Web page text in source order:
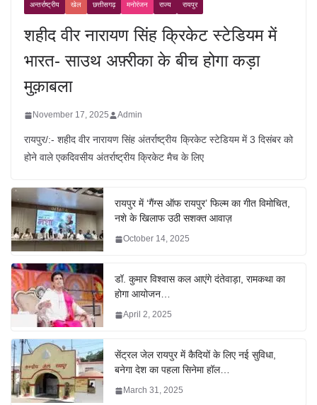
अन्तर्राष्ट्रीय खेल छत्तीसगढ़ मनोरंजन राज्य रायपुर
शहीद वीर नारायण सिंह क्रिकेट स्टेडियम में
भारत- साउथ अफ़्रीका के बीच होगा कड़ा
मुक़ाबला
November 17, 2025 Admin
रायपुर/:- शहीद वीर नारायण सिंह अंतर्राष्ट्रीय क्रिकेट स्टेडियम में 3 दिसंबर को
होने वाले एकदिवसीय अंतर्राष्ट्रीय क्रिकेट मैच के लिए
रायपुर में ‘गैंग्स ऑफ रायपुर’ फिल्म का गीत विमोचित,
नशे के खिलाफ उठी सशक्त आवाज़
October 14, 2025
डॉ. कुमार विश्वास कल आएंगे दंतेवाड़ा, रामकथा का
होगा आयोजन…
April 2, 2025
सेंट्रल जेल रायपुर में कैदियों के लिए नई सुविधा,
बनेगा देश का पहला सिनेमा हॉल…
March 31, 2025